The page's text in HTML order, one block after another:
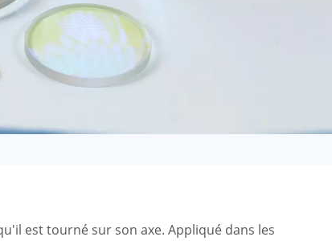
中文
est tourné sur son axe. Appliqué dans les